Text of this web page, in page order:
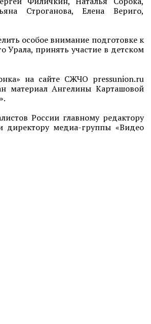
Строганова, Елена Вериго,
особое внимание подготовке к
Урала, принять участие в детском
на сайте СЖЧО pressunion.ru
материал Ангелины Карташовой
России главному редактору
директору медиа-группы «Видео